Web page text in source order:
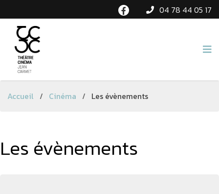
04 78 44 05 17
Accueil / Cinéma / Les évènements
Les évènements